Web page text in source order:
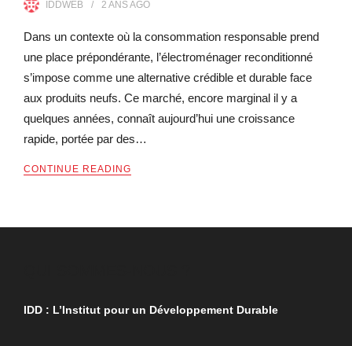
IDDWEB 2 ANSAGO
Dans un contexte où la consommation responsable prend
une place prépondérante, l’électroménager reconditionné
s’impose comme une alternative crédible et durable face
aux produits neufs. Ce marché, encore marginal il y a
quelques années, connaît aujourd’hui une croissance
rapide, portée par des…
CONTINUE READING
IDD : L’Institut pour un Développement Durable